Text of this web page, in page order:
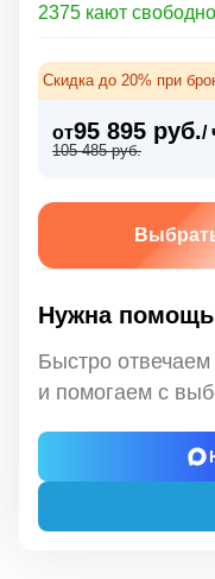
2375 кают свободно
Скидка до 20% при
от95 895 руб./
105 485 руб.
Нужна
Быстро
и помогаем с